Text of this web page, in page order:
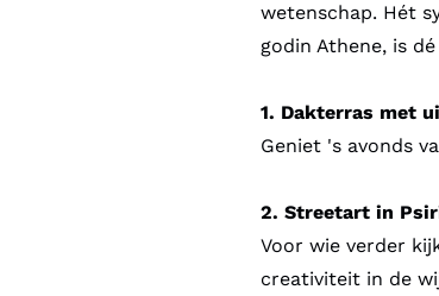
wetenschap. Hét
godin Athene, is
1. Dakterras met
Geniet 's avonds
2. Streetart in
Voor wie verder
creativiteit in de